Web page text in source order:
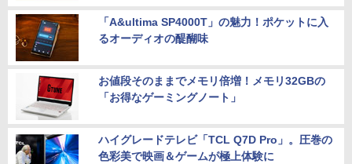
「A&ultima SP4000T」の魅力！ポケットに入
るオーディオの醍醐味
お値段そのままでメモリ倍増！メモリ32GBの
「お得なゲーミングノート」
ハイグレードテレビ「TCL Q7D Pro」。圧巻の
色彩美で映画＆ゲームが極上体験に